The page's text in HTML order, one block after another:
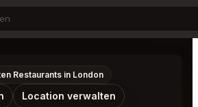
Restaurants in London
Location verwalten